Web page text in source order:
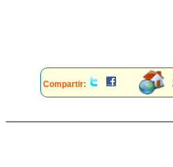
Compartir: